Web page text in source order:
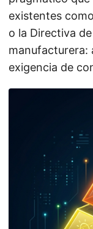
existentes
o la Directiva
manufacturera:
exigencia de